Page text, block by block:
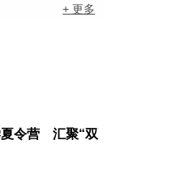
+ 更多
夏令营 汇聚“双